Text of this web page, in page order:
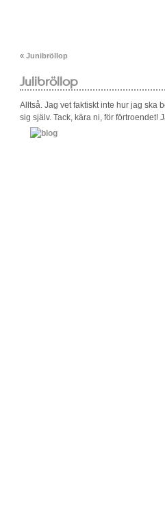
« Junibröllop
Julibröllop
Alltså. Jag vet faktiskt inte hur jag ska
sig själv. Tack, kära ni, för förtroendet!